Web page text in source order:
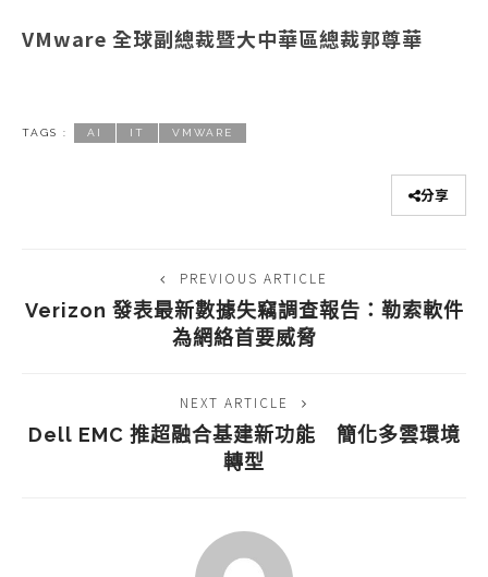
VMware 全球副總裁暨大中華區總裁郭尊華
TAGS : AI IT VMWARE
分享
PREVIOUS ARTICLE
Verizon 發表最新數據失竊調查報告：勒索軟件
為網絡首要威脅
NEXT ARTICLE
Dell EMC 推超融合基建新功能 簡化多雲環境
轉型